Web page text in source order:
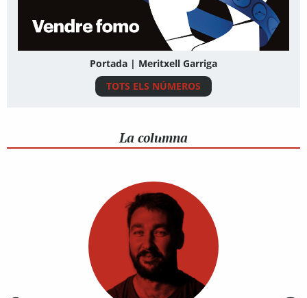
Portada | Meritxell Garriga
TOTS ELS NÚMEROS
La columna